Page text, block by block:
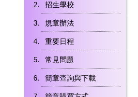
招生學校
規章辦法
重要日程
常見問題
簡章查詢與下載